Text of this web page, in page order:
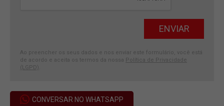
Ao preencher os seus dados e nos enviar este formulário, você está
de acordo e aceita os termos da nossa Política de Privacidade
(LGPD)
CONVERSAR NO WHATSAPP